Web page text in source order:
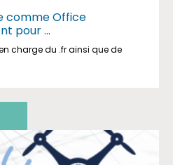
comme Office
pour ...
charge du .fr ainsi que de